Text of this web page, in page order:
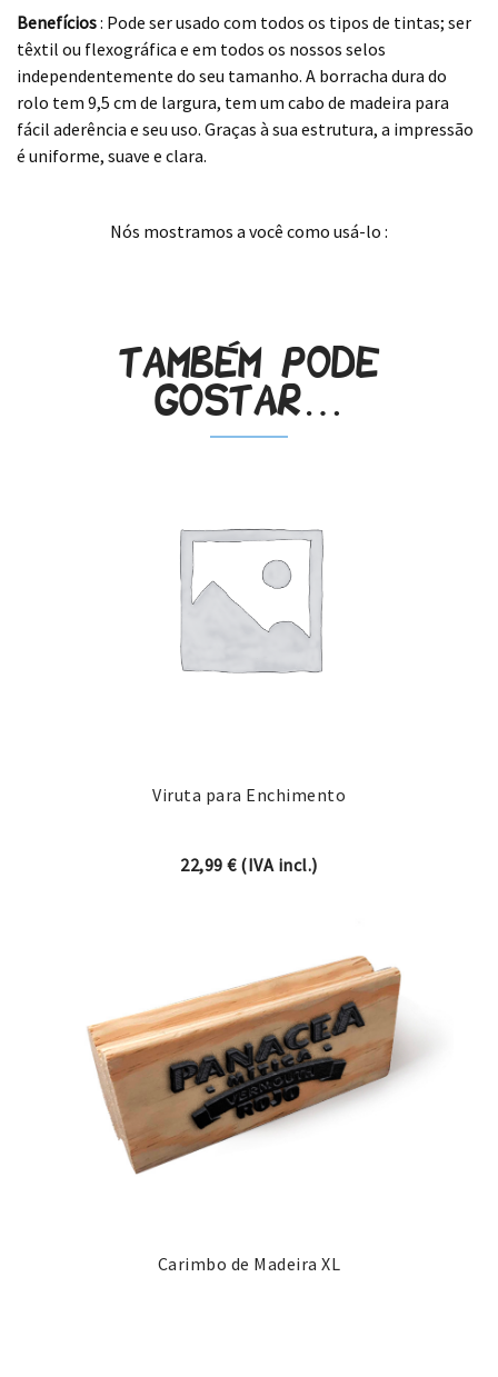
Benefícios: Pode ser usado com todos os tipos de tintas; ser
têxtil ou flexográfica e em todos os nossos selos
independentemente do seu tamanho. A borracha dura do
rolo tem 9,5 cm de largura, tem um cabo de madeira para
fácil aderência e seu uso. Graças à sua estrutura, a impressão
é uniforme, suave e clara.
Nós mostramos a você como usá-lo :
Também pode
gostar…
Viruta para Enchimento
22,99€(IVA incl.)
Carimbo de Madeira XL